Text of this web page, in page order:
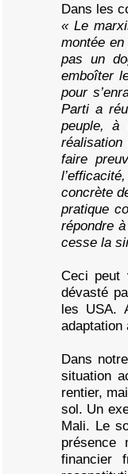
Dans les
« Le
montée
pas un
emboîter
pour
Parti a
peuple, à
réalisation
faire
concrète
pratique
répondre
cesse la
Ceci peut
dévasté
les USA.
adaptation
Dans
situation
rentier,
sol. Un
Mali. Le
présence
financier